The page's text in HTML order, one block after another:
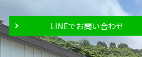
LINEでお問い合わせ